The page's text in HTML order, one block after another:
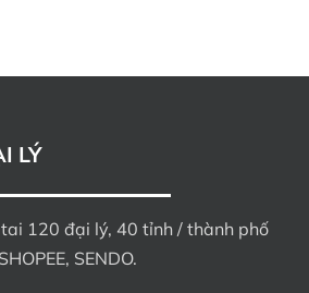
LÝ
120 đại lý, 40 tỉnh / thành phố
SENDO.